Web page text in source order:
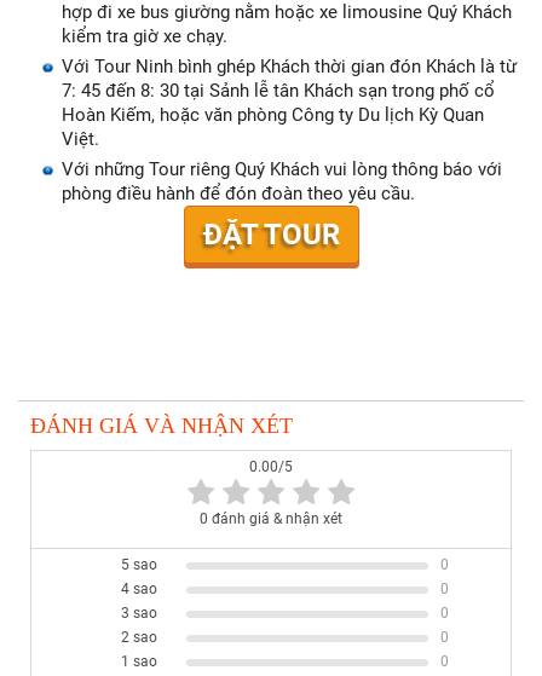
hợp đi xe bus giường nằm hoặc xe limousine Quý Khách
kiểm tra giờ xe chạy.
Với Tour Ninh bình ghép Khách thời gian đón Khách là từ
7: 45 đến 8: 30 tại Sảnh lễ tân Khách sạn trong phố cổ
Hoàn Kiếm, hoặc văn phòng Công ty Du lịch Kỳ Quan
Việt.
Với những Tour riêng Quý Khách vui lòng thông báo với
phòng điều hành để đón đoàn theo yêu cầu.
ĐẶT TOUR
ĐÁNH GIÁ VÀ NHẬN XÉT
0.00/5
0 đánh giá & nhận xét
5 sao
0
4 sao
0
3 sao
0
2 sao
0
1 sao
0